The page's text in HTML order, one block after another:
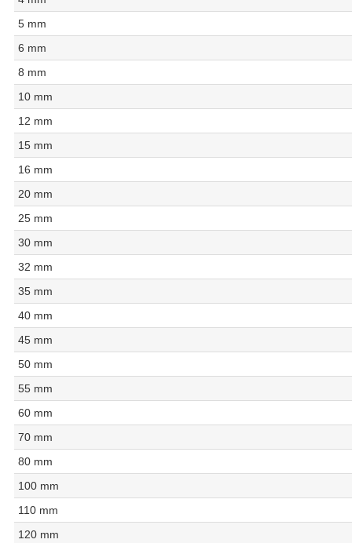
5 mm
6 mm
8 mm
10 mm
12 mm
15 mm
16 mm
20 mm
25 mm
30 mm
32 mm
35 mm
40 mm
45 mm
50 mm
55 mm
60 mm
70 mm
80 mm
100 mm
110 mm
120 mm